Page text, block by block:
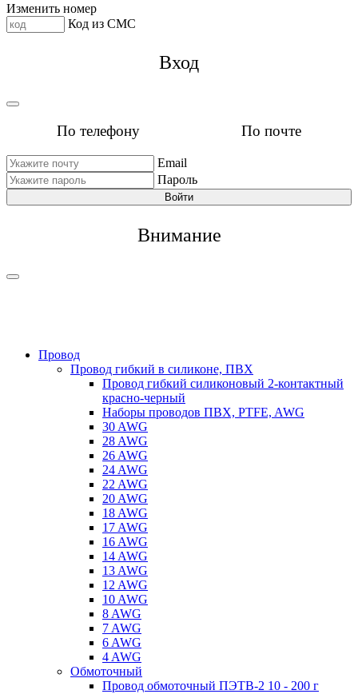
Изменить номер
Код из СМС
Вход
По телефону По почте
Email
Пароль
Войти
Внимание
Провод
Провод гибкий в силиконе, ПВХ
Провод гибкий силиконовый 2-контактный
красно-черный
Наборы проводов ПВХ, PTFE, AWG
30 AWG
28 AWG
26 AWG
24 AWG
22 AWG
20 AWG
18 AWG
17 AWG
16 AWG
14 AWG
13 AWG
12 AWG
10 AWG
8 AWG
7 AWG
6 AWG
4 AWG
Обмоточный
Провод обмоточный ПЭТВ-2 10 - 200 г